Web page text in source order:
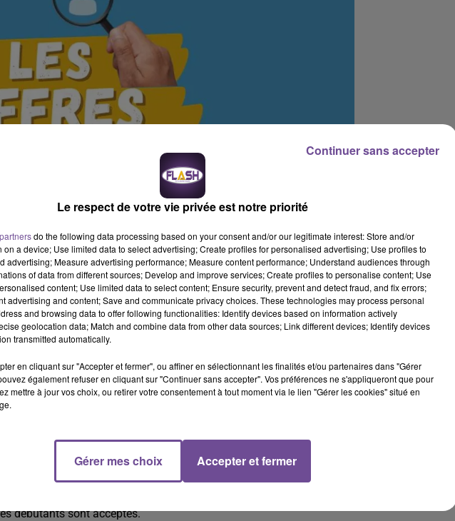
(H/F).
(H/F). Vous devrez effectuer de la vente et de l’entretien du
conseiller les clients, et procéder aux encaissements. Le poste
débutants sont acceptés.
Le respect de votre vie privée est notre priorité
do the following data processing based on your consent and/or our legitimate interest: Store and/or
on a device; Use limited data to select advertising; Create profiles for personalised advertising; Use profiles to
advertising; Measure advertising performance; Measure content performance; Understand audiences through
of data from different sources; Develop and improve services; Create profiles to personalise content; Use
content; Use limited data to select content; Ensure security, prevent and detect fraud, and fix errors;
advertising and content; Save and communicate privacy choices. These technologies may process personal
and browsing data to offer following functionalities: Identify devices based on information actively
geolocation data; Match and combine data from other data sources; Link different devices; Identify devices
transmitted automatically.
en cliquant sur "Accepter et fermer", ou affiner en sélectionnant les finalités et/ou partenaires dans "Gérer
également refuser en cliquant sur "Continuer sans accepter". Vos préférences ne s'appliqueront que pour
mettre à jour vos choix, ou retirer votre consentement à tout moment via le lien "Gérer les cookies" situé en
Gérer mes choix Accepter et fermer
Continuer sans accepter